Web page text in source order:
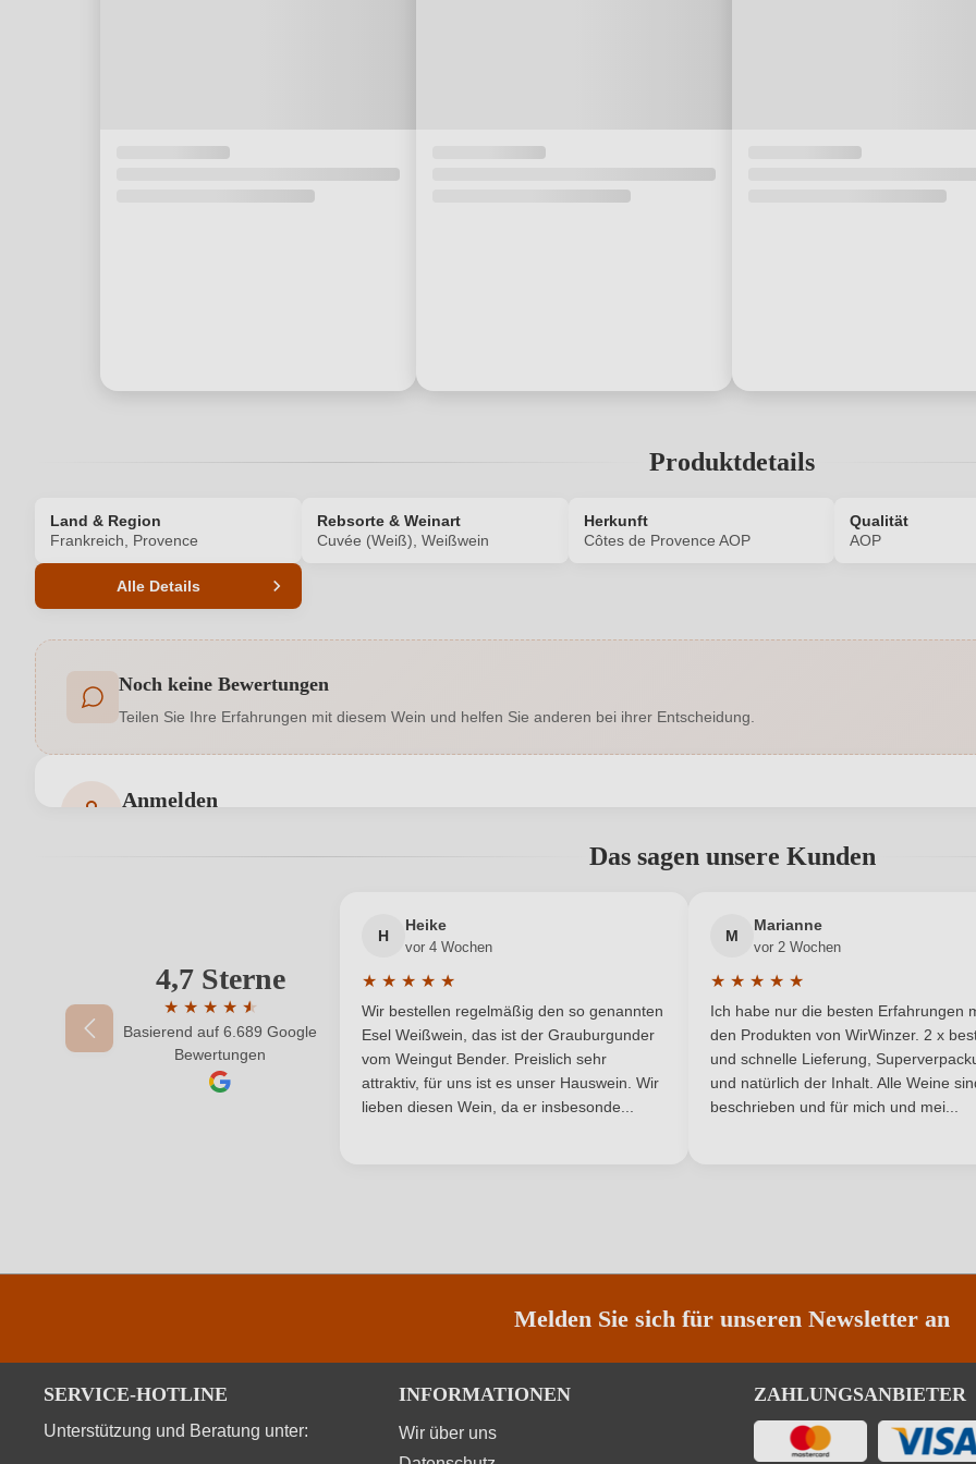
Produktdetails
Land & Region
Frankreich, Provence
Rebsorte & Weinart
Cuvée (Weiß), Weißwein
Herkunft
Côtes de Provence AOP
Qualität
AOP
Alle Details
Allergene
Hersteller
adresse
Château
Frankreich Qualität
Unterregion
Weinart Weißwein
Noch keine Bewertungen
Teilen Sie Ihre Erfahrungen mit diesem Wein und helfen Sie anderen bei ihrer Entscheidung.
Anmelden
Ihre E-Mail-Adresse
Ihr Passwort
Das sagen unsere Kunden
4,7 Sterne
★ ★ ★ ★ ★
★
Durchschnittliche Bewertung von 4.7 von 5 Sternen
Basierend auf 6.689 Google
Bewertungen
H
Heike
vor 4 Wochen
★ ★ ★ ★ ★
Durchschnittliche Bewertung von 5 von 5 Sternen
Wir bestellen regelmäßig den so genannten
Esel Weißwein, das ist der Grauburgunder
vom Weingut Bender. Preislich sehr
attraktiv, für uns ist es unser Hauswein. Wir
lieben diesen Wein, da er insbesonde...
M
Marianne
vor 2 Wochen
★ ★ ★ ★ ★
Durchschnittliche Bewertung von
Ich habe nur die besten Erfahrungen
den Produkten von WirWinzer. 2 x
und schnelle Lieferung,
und natürlich der Inhalt. Alle Weine
beschrieben und für mich und mei...
Melden Sie sich für unseren Newsletter an
SERVICE-HOTLINE
Unterstützung und Beratung unter:
INFORMATIONEN
Wir über uns
ZAHLUNGSANBIETER